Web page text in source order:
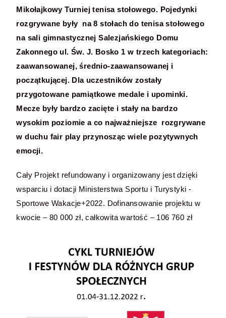
Mikołajkowy Turniej tenisa stołowego. Pojedynki
rozgrywane były na 8 stołach do tenisa stołowego
na sali gimnastycznej Salezjańskiego Domu
Zakonnego ul. Św. J. Bosko 1 w trzech kategoriach:
zaawansowanej, średnio-zaawansowanej i
początkującej. Dla uczestników zostały
przygotowane pamiątkowe medale i upominki.
Mecze były bardzo zacięte i stały na bardzo
wysokim poziomie a co najważniejsze rozgrywane
w duchu fair play przynosząc wiele pozytywnych
emocji.
Cały Projekt refundowany i organizowany jest dzięki
wsparciu i dotacji Ministerstwa Sportu i Turystyki -
Sportowe Wakacje+2022. Dofinansowanie projektu w
kwocie – 80 000 zł, całkowita wartość – 106 760 zł